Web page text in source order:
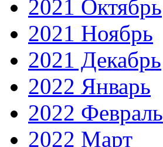
2021 Октябрь
2021 Ноябрь
2021 Декабрь
2022 Январь
2022 Февраль
2022 Март